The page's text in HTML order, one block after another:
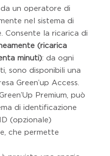
un operatore di
nel sistema di
Consente la ricarica di
(ricarica
minuti): da ogni
sono disponibili una
Green’up Access.
Premium, può
di identificazione
(opzionale)
che permette